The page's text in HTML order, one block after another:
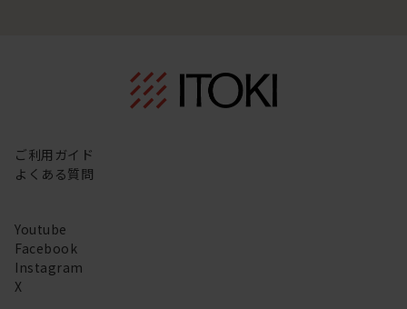
ご利用ガイド
よくある質問
Youtube
Facebook
Instagram
X